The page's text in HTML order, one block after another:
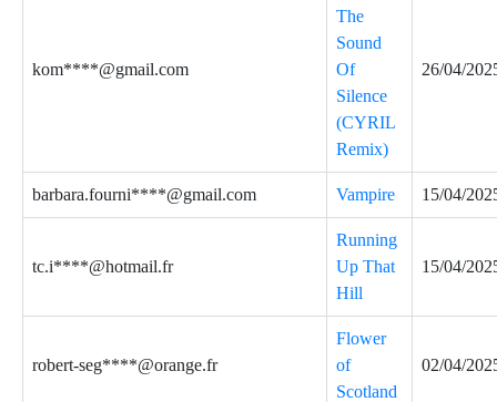
kom****@gmail.com
The
Sound
Of
Silence
(CYRIL
Remix)
26/04/
barbara.fourni****@gmail.com Vampire 15/04/
tc.i****@hotmail.fr
Running
Up That
Hill
15/04/
robert-seg****@orange.fr
Flower
of
Scotland
02/04/